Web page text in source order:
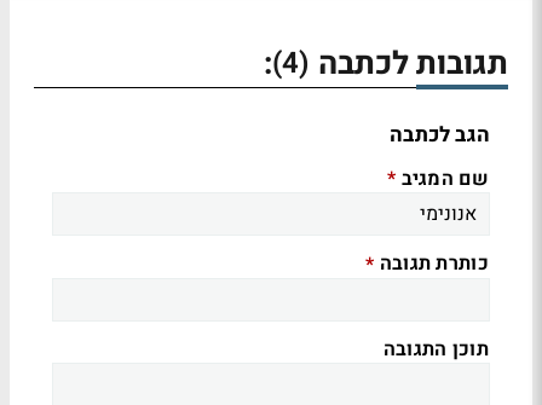
תגובות לכתבה (4)
:
הגב לכתבה
שם המגיב *
כותרת תגובה *
תוכן התגובה